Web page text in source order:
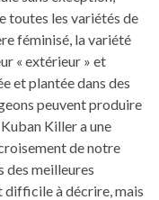
toutes les variétés de
féminisé, la variété
« extérieur » et
et plantée dans des
peuvent produire
Killer a une
de notre
des meilleures
difficile à décrire, mais